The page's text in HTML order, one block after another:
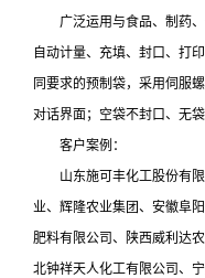
广泛运用与食品、制药、
自动计量、充填、封口、打
同要求的预制袋，采用伺服
对话界面；空袋不封口、无
客户案例：
山东施可丰化工股份有限
业、辉隆农业集团、安徽阜
肥料有限公司、陕西威利达
北钟祥天人化工有限公司、